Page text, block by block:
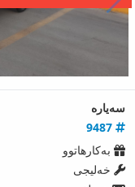
سەیارە
بەکارھاتوو
خەلیجی